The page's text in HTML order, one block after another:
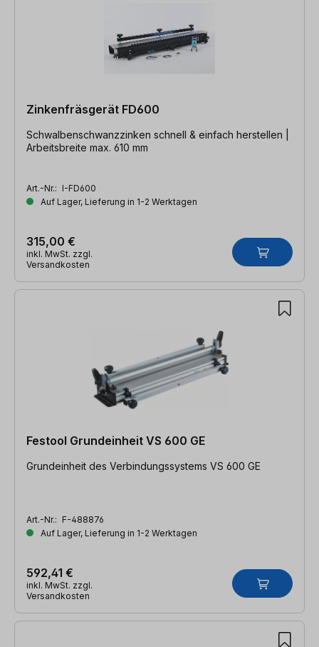
Zinkenfräsgerät FD600
Schwalbenschwanzzinken schnell & einfach herstellen |
Arbeitsbreite max. 610 mm
Art.-Nr.: I-FD600
Auf Lager, Lieferung in 1-2 Werktagen
315,00 €
inkl. MwSt. zzgl.
Versandkosten
Festool Grundeinheit VS 600 GE
Grundeinheit des Verbindungssystems VS 600 GE
Art.-Nr.: F-488876
Auf Lager, Lieferung in 1-2 Werktagen
592,41 €
inkl. MwSt. zzgl.
Versandkosten